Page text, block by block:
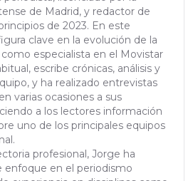
de Madrid, y redactor de
de 2023. En este
clave en la evolución de la
especialista en el Movistar
escribe crónicas, análisis y
y ha realizado entrevistas
varias ocasiones a sus
a los lectores información
uno de los principales equipos
profesional, Jorge ha
en el periodismo